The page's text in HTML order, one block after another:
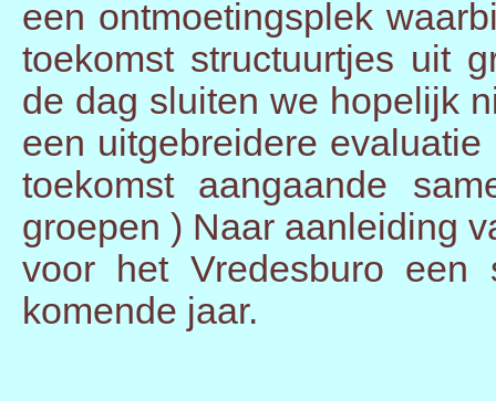
een ontmoetingsplek
toekomst structuurtjes uit
de dag sluiten we hopelijk
een uitgebreidere
toekomst aangaande
groepen ) Naar aanleiding
voor het Vredesburo een
komende jaar.